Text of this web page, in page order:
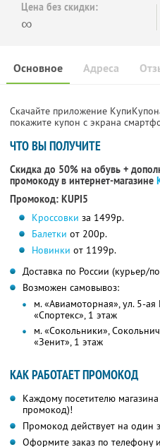
Цена без скидки:
∞
Основное Адреса
Скачайте приложение
покажите купон с экрана
ЧТО ВЫ ПОЛУЧИТЕ
Скидка до 50% на обувь +
промокоду в интернет-магазине
Промокод: KUPI5
Кроссовки за 1499р.
Балетки от 200р.
Новинки от 1199р.
Доставка по России (курьер/
Возможен самовывоз:
м. «Авиамоторная», ул. 5-
«Спортекс», 1 этаж
м. «Сокольники»,
«Зенит», 1 этаж
КАК РАБОТАЕТ ПРОМОКОД
Каждому посетителю
промокод)!
Промокод действует на один
Оформите заказ по телефону